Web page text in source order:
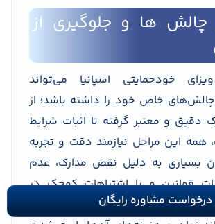
چالش ها و جلوگیری از
خودحمایتی اسپانیا می‌تواند
خاص خود را داشته باشد؛ از
دقیق و معتبر گرفته تا اثبات شرایط
همه این مراحل نیازمند دقت و تجربه
بسیاری به دلیل نقص مدارک، عدم
قوانین و یا اشتباهات کوچک در
ریجکتی مواجه می‌شوند که این
درخواست مشاوره رایگان